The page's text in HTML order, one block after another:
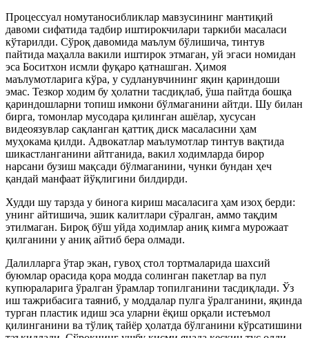
Процессуал номутаносибликлар мавзусининг мантиқий
давоми сифатида тадбир иштирокчилари таркиби масаласи
кўтарилди. Сўроқ давомида маълум бўлишича, тинтув
пайтида маҳалла вакили иштирок этмаган, уй эгаси номидан
эса Боситхон исмли фуқаро қатнашган. Ҳимоя
маълумотларига кўра, у судланувчининг яқин қариндоши
эмас. Тезкор ходим бу ҳолатни тасдиқлаб, ўша пайтда бошқа
қариндошларни топиш имкони бўлмаганини айтди. Шу билан
бирга, томонлар мусодара қилинган ашёлар, хусусан
видеоязувлар сақланган қаттиқ диск масаласини ҳам
муҳокама қилди. Адвокатлар маълумотлар тинтув вақтида
шикастланганини айтганида, вакил ходимларда бирор
нарсани бузиш мақсади бўлмаганини, чунки бундан ҳеч
қандай манфаат йўқлигини билдирди.
Худди шу тарзда у бинога кириш масаласига ҳам изоҳ берди:
унинг айтишича, эшик калитлари сўралган, аммо тақдим
этилмаган. Бироқ бўш уйда ходимлар аниқ кимга мурожаат
қилганини у аниқ айтиб бера олмади.
Далилларга ўтар экан, гувоҳ стол тортмаларида шахсий
буюмлар орасида қора модда солинган пакетлар ва пул
купюраларига ўралган ўрамлар топилганини тасдиқлади. Ўз
иш тажрибасига таяниб, у моддалар пулга ўралганини, яқинда
турган пластик идиш эса уларни ёқиш орқали истеъмол
қилинганини ва тўлиқ тайёр ҳолатда бўлганини кўрсатишини